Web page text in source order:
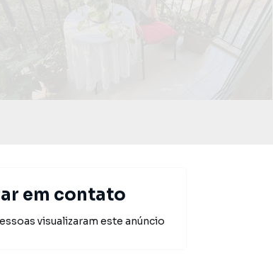
em contato
visualizaram este anúncio